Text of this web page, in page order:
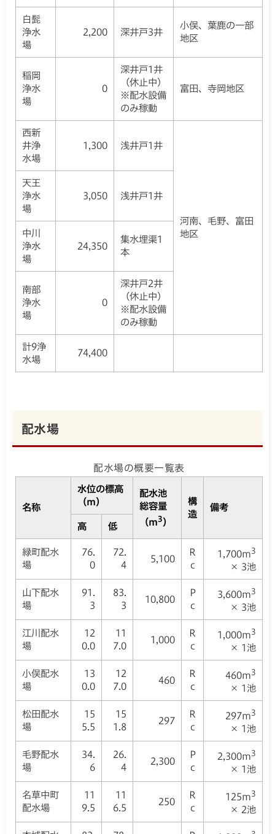
白髭
浄水
場
2,200 深井戸3井
小俣、葉鹿の一部
地区
稲岡
浄水
場
0
深井戸1井
（休止中）
※配水設備
のみ稼動
富田、寺岡地区
西新
井浄
水場
1,300 浅井戸1井
河南、毛野、富田
地区
天王
浄水
場
3,050 浅井戸1井
中川
浄水
場
24,350
集水埋渠1
本
南部
浄水
場
0
深井戸2井
（休止中）
※配水設備
のみ稼動
計9浄
水場
74,400
配水場
配水場の概要一覧表
名称
水位の標高
（m）
配水池
総容量
（m3）
構
造
備考
高
低
緑町配水
場
76.
0
72.
4
5,100
R
c
1,700m3
× 3池
山下配水
場
91.
3
83.
3
10,800
P
c
3,600m3
× 3池
江川配水
場
12
0.0
11
7.0
1,000
R
c
1,000m3
× 1池
小俣配水
場
13
0.0
12
7.0
460
R
c
460m3
× 1池
松田配水
場
15
5.5
15
1.8
297
R
c
297m3
× 1池
毛野配水
場
34.
6
26.
4
2,300
P
c
2,300m3
× 1池
名草中町
配水場
11
9.5
11
6.5
250
R
c
125m3
× 2池